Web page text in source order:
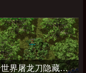
传奇世界屠龙刀隐藏属性加点图